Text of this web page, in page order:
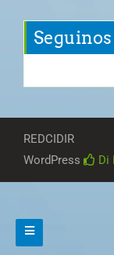
REDCIDIR
WordPress
Di